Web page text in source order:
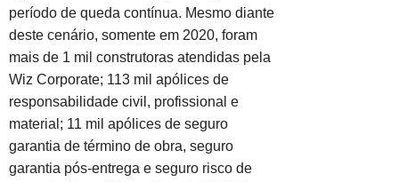
período de queda contínua. Mesmo diante
deste cenário, somente em 2020, foram
mais de 1 mil construtoras atendidas pela
Wiz Corporate; 113 mil apólices de
responsabilidade civil, profissional e
material; 11 mil apólices de seguro
garantia de término de obra, seguro
garantia pós-entrega e seguro risco de